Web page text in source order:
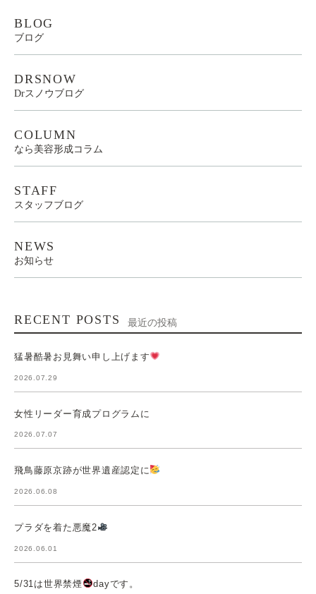
BLOG
ブログ
DRSNOW
Drスノウブログ
COLUMN
なら美容形成コラム
STAFF
スタッフブログ
NEWS
お知らせ
RECENT POSTS 最近の投稿
猛暑酷暑お見舞い申し上げます
2026.07.29
女性リーダー育成プログラムに
2026.07.07
飛鳥藤原京跡が世界遺産認定に
2026.06.08
プラダを着た悪魔2
2026.06.01
5/31は世界禁煙 dayです。